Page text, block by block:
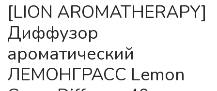
[LION AROMATHERAPY]
Диффузор
ароматический
ЛЕМОНГРАСС Lemon